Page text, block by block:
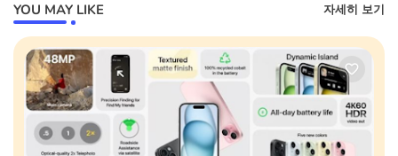
YOU MAY LIKE 자세히 보기